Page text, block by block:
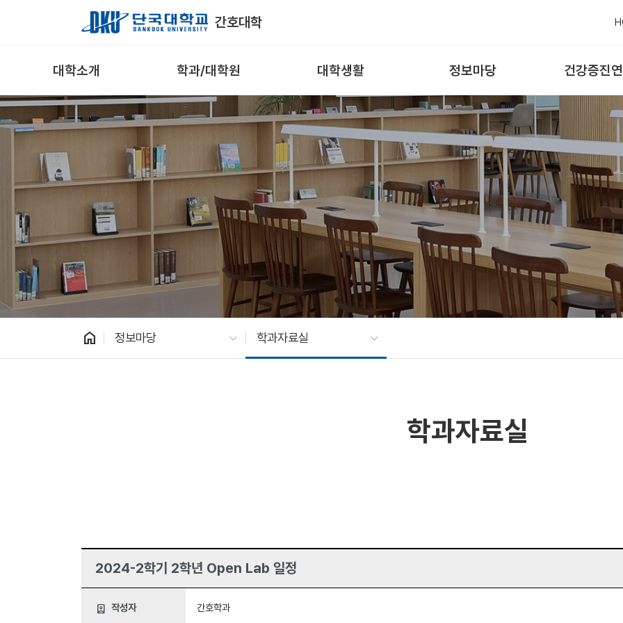
Skip to Main Content
간호대학
대학소개 학과/대학원 대학생활 정보마당 건강증진
home 정보마당 학과자료실
학과자료실
2024-2학기 2학년 Open Lab 일정
person_book 작성자 간호학과